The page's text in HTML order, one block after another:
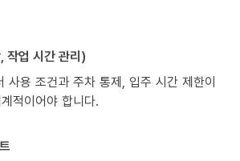
작업 시간 관리)
사용 조건과 주차 통제, 입주 시간 제한이
적이어야 합니다.